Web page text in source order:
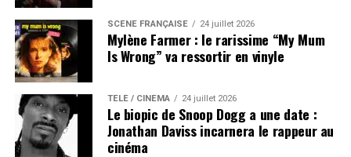
SCÈNE FRANÇAISE 24 juillet 2026
Mylène Farmer : le rarissime “My Mum
Is Wrong” va ressortir en vinyle
TÉLÉ / CINÉMA 24 juillet 2026
Le biopic de Snoop Dogg a une date :
Jonathan Daviss incarnera le rappeur au
cinéma